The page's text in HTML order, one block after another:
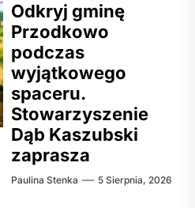
Odkryj gminę
Przodkowo
podczas
wyjątkowego
spaceru.
Stowarzyszenie
Dąb Kaszubski
zaprasza
Paulina Stenka 5 Sierpnia, 2026